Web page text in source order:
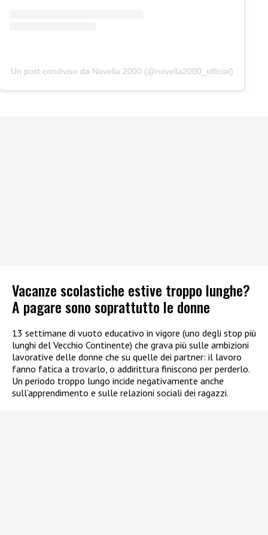
Un post condiviso da Novella 2000 (@novella2000_official)
Vacanze scolastiche estive troppo lunghe?
A pagare sono soprattutto le donne
13 settimane di vuoto educativo in vigore (uno degli stop più
lunghi del Vecchio Continente) che grava più sulle ambizioni
lavorative delle donne che su quelle dei partner: il lavoro
fanno fatica a trovarlo, o addirittura finiscono per perderlo.
Un periodo troppo lungo incide negativamente anche
sull’apprendimento e sulle relazioni sociali dei ragazzi.